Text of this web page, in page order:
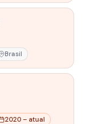
Brasil
2020 – atual